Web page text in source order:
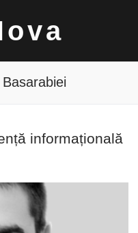
informațională